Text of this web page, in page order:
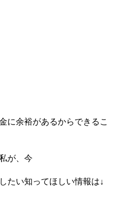
に余裕があるからできるこ
が、今
たい知ってほしい情報は↓